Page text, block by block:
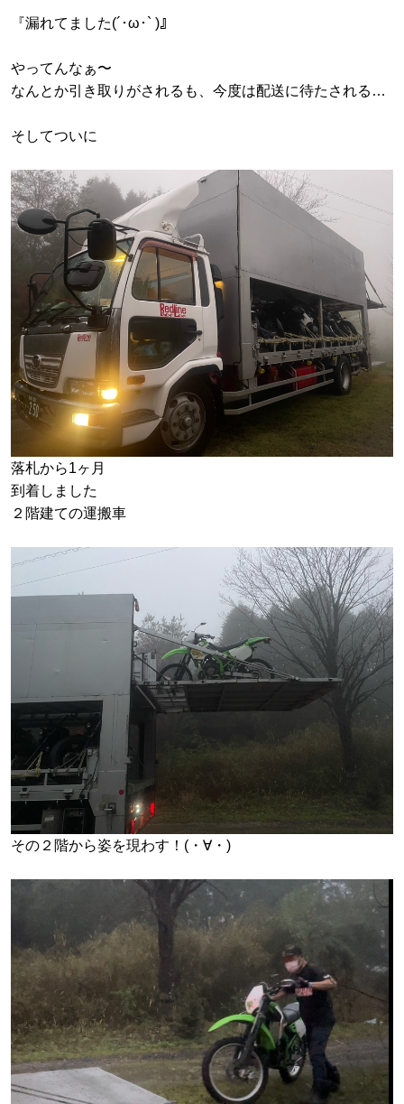
『漏れてました(´･ω･` )』
やってんなぁ〜
なんとか引き取りがされるも、今度は配送に待たされる…
そしてついに
落札から1ヶ月
到着しました
２階建ての運搬車
その２階から姿を現わす！(・∀・)